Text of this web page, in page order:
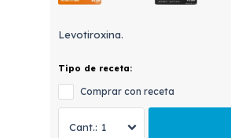
Levotiroxina.
Tipo de receta:
Comprar con receta
1